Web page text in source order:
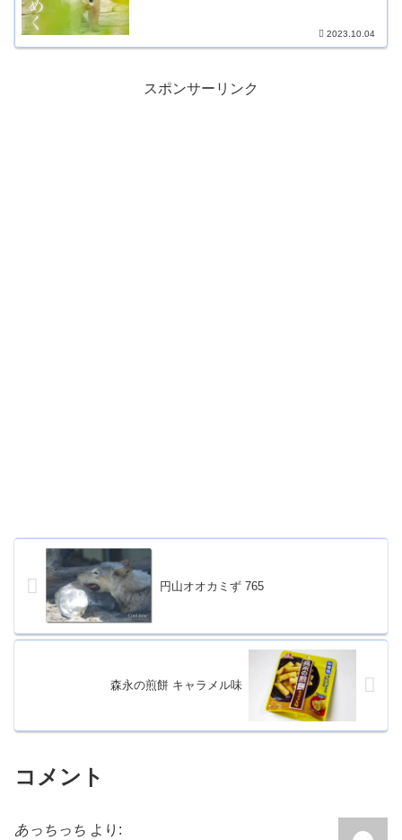
2023.10.04
スポンサーリンク
円山オオカミず 765
森永の煎餅 キャラメル味
コメント
あっちっち より: